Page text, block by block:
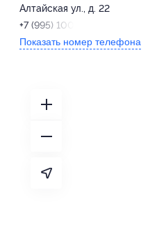
Алтайская ул., д. 22
+7 (995) 100-17-22
Показать номер телефона